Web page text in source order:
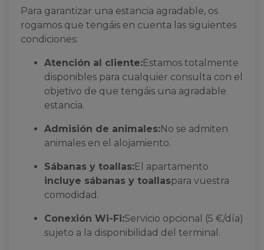
Para garantizar una estancia agradable, os
rogamos que tengáis en cuenta las siguientes
condiciones:
Atención al cliente:Estamos totalmente
disponibles para cualquier consulta con el
objetivo de que tengáis una agradable
estancia.
Admisión de animales:No se admiten
animales en el alojamiento.
Sábanas y toallas:El apartamento
incluye sábanas y toallaspara vuestra
comodidad.
Conexión Wi-Fi:Servicio opcional (5 €/día)
sujeto a la disponibilidad del terminal.